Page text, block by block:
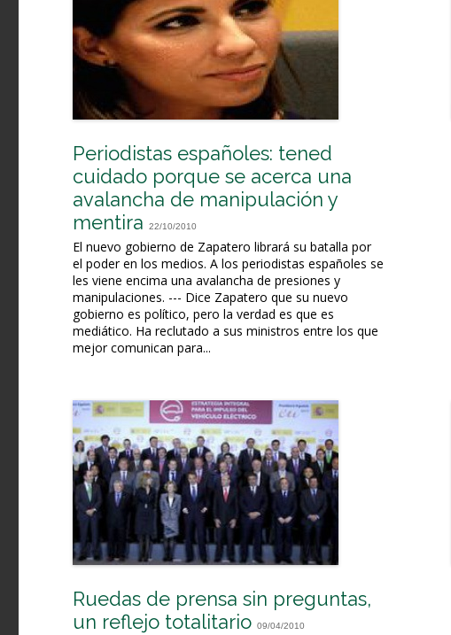
Periodistas españoles: tened
cuidado porque se acerca una
avalancha de manipulación y
mentira
22/10/2010
El nuevo gobierno de Zapatero librará su batalla por
el poder en los medios. A los periodistas españoles se
les viene encima una avalancha de presiones y
manipulaciones. --- Dice Zapatero que su nuevo
gobierno es político, pero la verdad es que es
mediático. Ha reclutado a sus ministros entre los que
mejor comunican para...
Ruedas de prensa sin preguntas,
un reflejo totalitario 09/04/2010